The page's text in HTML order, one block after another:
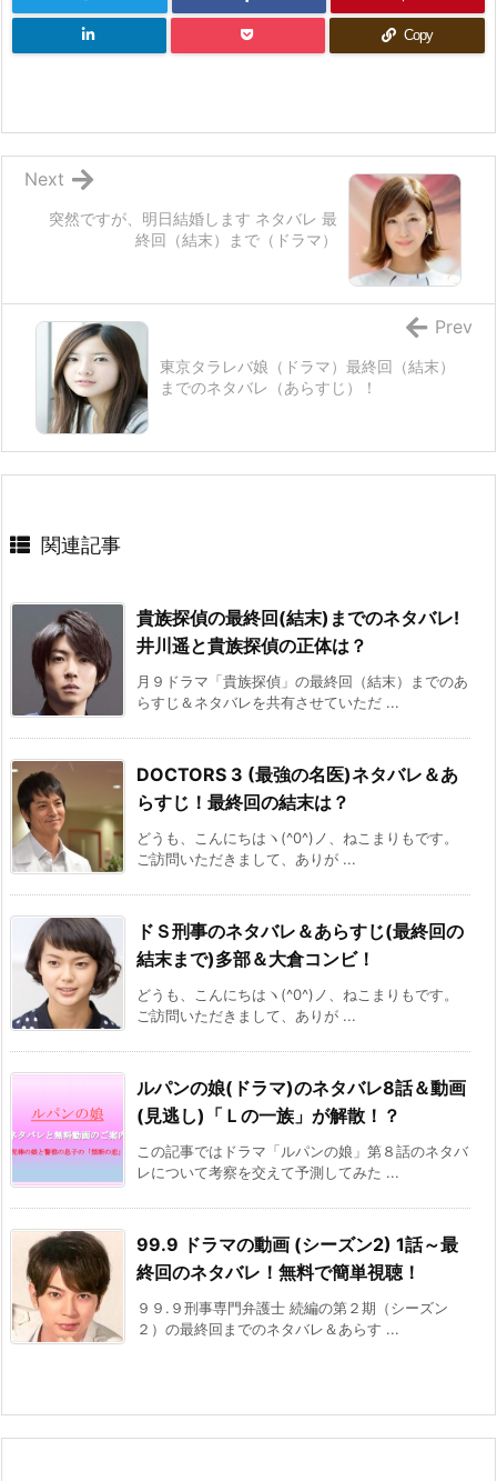
Copy
突然ですが、明日結婚します ネタバレ 最
終回（結末）まで（ドラマ）
Next
東京タラレバ娘（ドラマ）最終回（結末）
までのネタバレ（あらすじ）！
Prev
関連記事
貴族探偵の最終回(結末)までのネタバレ!
井川遥と貴族探偵の正体は？
月９ドラマ「貴族探偵」の最終回（結末）までのあ
らすじ＆ネタバレを共有させていただ ...
DOCTORS 3 (最強の名医)ネタバレ＆あ
らすじ！最終回の結末は？
どうも、こんにちはヽ(^0^)ノ、ねこまりもです。
ご訪問いただきまして、ありが ...
ドＳ刑事のネタバレ＆あらすじ(最終回の
結末まで)多部＆大倉コンビ！
どうも、こんにちはヽ(^0^)ノ、ねこまりもです。
ご訪問いただきまして、ありが ...
ルパンの娘(ドラマ)のネタバレ8話＆動画
(見逃し)「Ｌの一族」が解散！？
この記事ではドラマ「ルパンの娘」第８話のネタバ
レについて考察を交えて予測してみた ...
99.9 ドラマの動画 (シーズン2) 1話～最
終回のネタバレ！無料で簡単視聴！
９９.９刑事専門弁護士 続編の第２期（シーズン
２）の最終回までのネタバレ＆あらす ...